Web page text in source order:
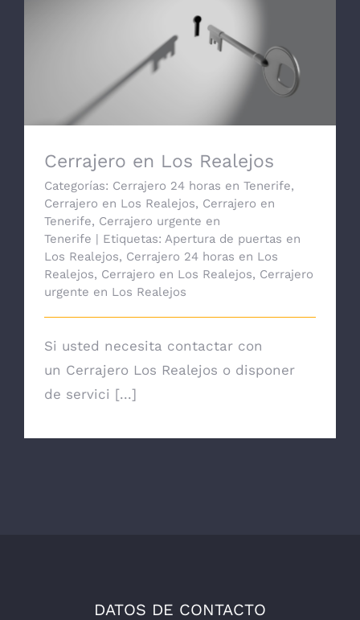
Cerrajero en Los Realejos
Cerrajero en Los Realejos
Categorías: Cerrajero 24 horas en Tenerife,
Cerrajero en Los Realejos, Cerrajero en
Tenerife, Cerrajero urgente en
Tenerife | Etiquetas: Apertura de puertas en
Los Realejos, Cerrajero 24 horas en Los
Realejos, Cerrajero en Los Realejos, Cerrajero
urgente en Los Realejos
Si usted necesita contactar con
un Cerrajero Los Realejos o disponer
de servici [...]
DATOS DE CONTACTO